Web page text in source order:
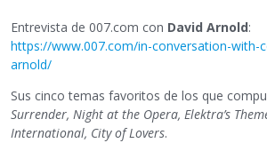
Entrevista de 007.com con David Arnold:
https://www.007.com/in-conversation-with-
arnold/
Sus cinco temas favoritos de los que
Surrender, Night at the Opera, Elektra’s
International, City of Lovers.